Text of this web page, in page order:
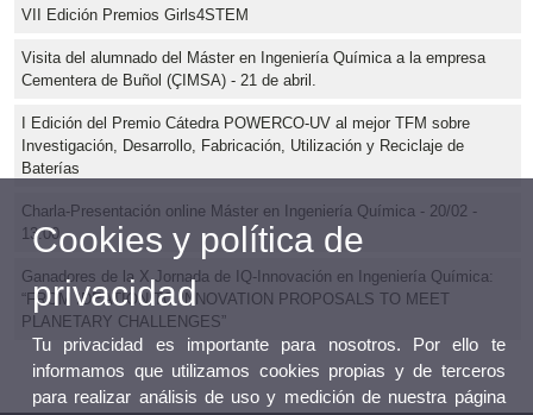
VII Edición Premios Girls4STEM
Visita del alumnado del Máster en Ingeniería Química a la empresa
Cementera de Buñol (ÇIMSA) - 21 de abril.
I Edición del Premio Cátedra POWERCO-UV al mejor TFM sobre
Investigación, Desarrollo, Fabricación, Utilización y Reciclaje de
Baterías
Charla-Presentación online Máster en Ingeniería Química - 20/02 -
13:00
Ganadores de la X Jornada de IQ-Innovación en Ingeniería Química:
“FROM IDEATION TO INNOVATION PROPOSALS TO MEET
PLANETARY CHALLENGES”
Cookies y política de
privacidad
Tu privacidad es importante para nosotros. Por ello te
informamos que utilizamos cookies propias y de terceros
para realizar análisis de uso y medición de nuestra página